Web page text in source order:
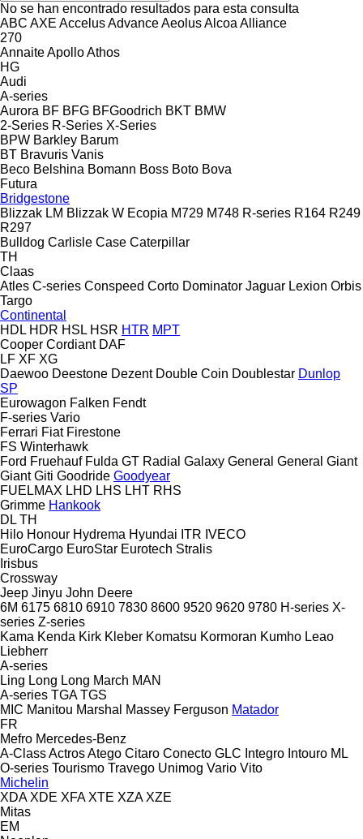
No se han encontrado resultados para esta consulta
ABC AXE AccelusAdvanceAeolusAlcoa Alliance
270
AnnaiteApolloAthos
HG
Audi
A-series
Aurora BF BFG BFGoodrich BKT BMW
2-Series R-Series X-Series
BPW Barkley Barum
BT Bravuris Vanis
Beco Belshina Bomann Boss Boto Bova
Futura
Bridgestone
Blizzak LM Blizzak W Ecopia M729 M748 R-series R164 R249
R297
Bulldog Carlisle Case Caterpillar
TH
Claas
Atles C-series Conspeed Corto Dominator Jaguar Lexion Orbis
Targo
Continental
HDL HDR HSL HSR HTR MPT
Cooper Cordiant DAF
LF XF XG
Daewoo Deestone Dezent Double Coin Doublestar Dunlop
SP
Eurowagon Falken Fendt
F-series Vario
Ferrari Fiat Firestone
FS Winterhawk
Ford Fruehauf Fulda GT Radial Galaxy General General Giant
Giant Giti Goodride Goodyear
FUELMAX LHD LHS LHT RHS
Grimme Hankook
DL TH
Hilo Honour Hydrema Hyundai ITR IVECO
EuroCargo EuroStar Eurotech Stralis
Irisbus
Crossway
Jeep Jinyu John Deere
6M 6175 6810 6910 7830 8600 9520 9620 9780 H-series X-
series Z-series
Kama Kenda Kirk Kleber Komatsu Kormoran Kumho Leao
Liebherr
A-series
Ling Long Long March MAN
A-series TGA TGS
MIC Manitou Marshal Massey Ferguson Matador
FR
Mefro Mercedes-Benz
A-ClassActrosAtego Citaro Conecto GLC Integro Intouro ML
O-series Tourismo Travego Unimog Vario Vito
Michelin
XDA XDE XFA XTE XZA XZE
Mitas
EM